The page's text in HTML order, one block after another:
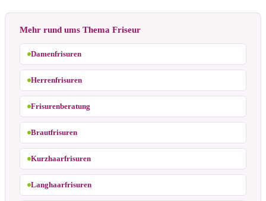
Mehr rund ums Thema Friseur
Damenfrisuren
Herrenfrisuren
Frisurenberatung
Brautfrisuren
Kurzhaarfrisuren
Langhaarfrisuren